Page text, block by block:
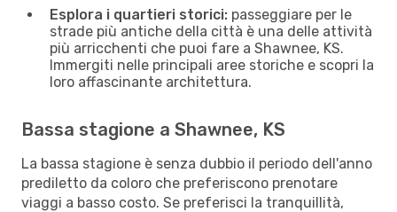
Esplora i quartieri storici: passeggiare per le
strade più antiche della città è una delle attività
più arricchenti che puoi fare a Shawnee, KS.
Immergiti nelle principali aree storiche e scopri la
loro affascinante architettura.
Bassa stagione a Shawnee, KS
La bassa stagione è senza dubbio il periodo dell'anno
prediletto da coloro che preferiscono prenotare
viaggi a basso costo. Se preferisci la tranquillità,